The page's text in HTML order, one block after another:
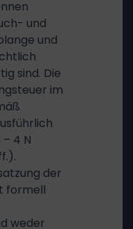
und
und
sind. Die
im
– 4 N
der
formell
weder